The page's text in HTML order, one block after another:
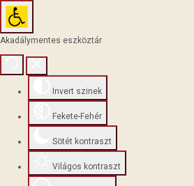
Akadálymentes eszköztár
Invert szinek
Fekete-Fehér
Sötét kontraszt
Világos kontraszt